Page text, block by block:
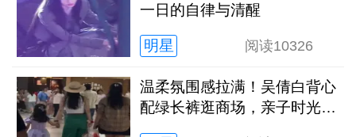
一日的自律与清醒
明星 阅读10326
温柔氛围感拉满！吴倩白背心
配绿长裤逛商场，亲子时光松